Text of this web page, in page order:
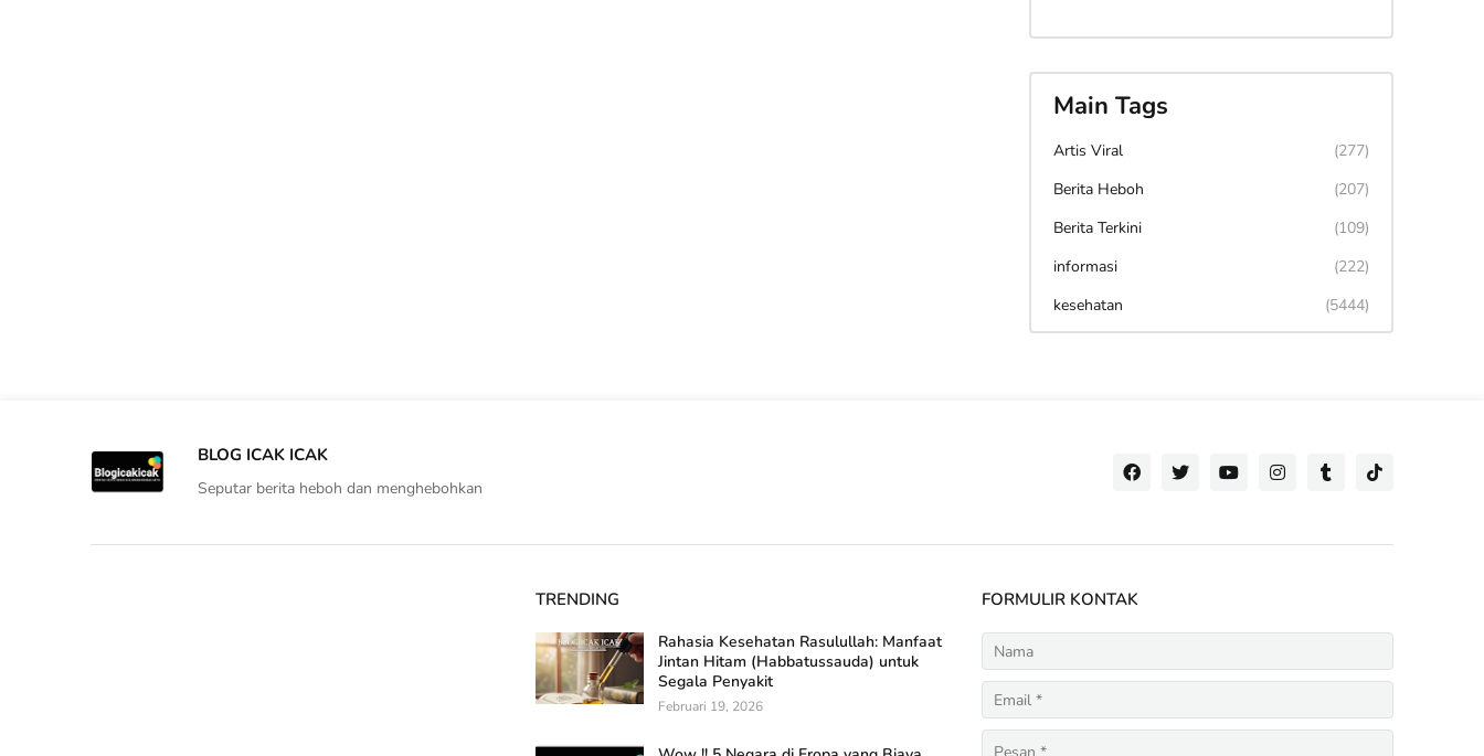
Main Tags
Artis Viral
(277)
Berita Heboh
(207)
Berita Terkini
(109)
informasi
(222)
kesehatan
(5444)
BLOG ICAK ICAK
Seputar berita heboh dan menghebohkan
TRENDING
Rahasia Kesehatan Rasulullah: Manfaat
Jintan Hitam (Habbatussauda) untuk
Segala Penyakit
Februari 19, 2026
FORMULIR KONTAK